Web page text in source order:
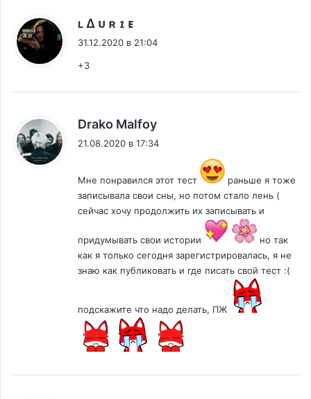
ʟ ∆ ᴜ ʀ ɪ ᴇ
31.12.2020 в 21:04
+3
Drako Malfoy
21.08.2020 в 17:34
Мне понравился этот тест
раньше я тоже
записывала свои сны, но потом стало лень (
сейчас хочу продолжить их записывать и
придумывать свои истории
но так
как я только сегодня зарегистрировалась, я не
знаю как публиковать и где писать свой тест :(
подскажите что надо делать, ПЖ